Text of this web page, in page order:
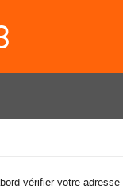
vérifier votre